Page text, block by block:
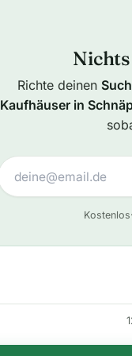
Nichts
Richte deinen
Kaufhäuser in
Kostenlos